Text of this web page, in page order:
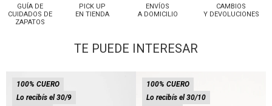
GUÍA DE
CUIDADOS DE
ZAPATOS
PICK UP
EN TIENDA
ENVÍOS
A DOMICILIO
CAMBIOS
Y DEVOLUCIONES
TE PUEDE INTERESAR
100% CUERO
Lo recibís el 30/9
100% CUERO
Lo recibís el 30/10